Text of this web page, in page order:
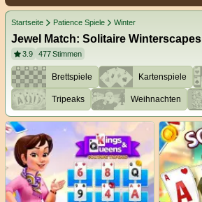
Startseite Patience Spiele Winter
Jewel Match: Solitaire Winterscapes
3.9 477Stimmen
Brettspiele Kartenspiele
Tripeaks Weihnachten